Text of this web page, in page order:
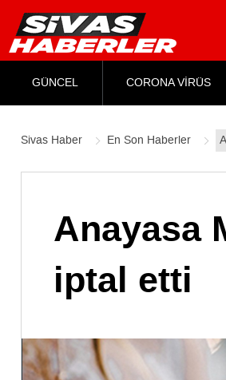
GÜNCEL CORONA VİRÜS
Sivas Haber En Son Haberler
Anayasa
iptal etti